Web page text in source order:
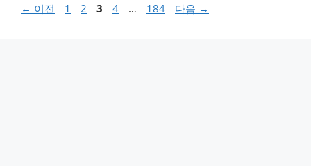
← 이전 페이지
1 페이지
2 페이지
3 페이지
4 … 페이지
184 다음 →